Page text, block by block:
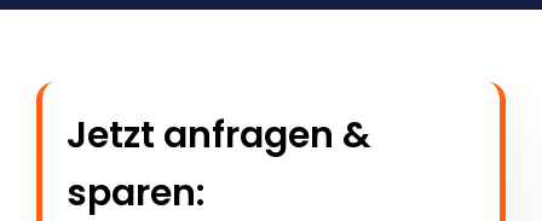
Jetzt anfragen &
sparen: